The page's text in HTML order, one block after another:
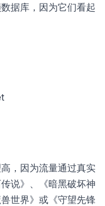
据库，因为它们看起
，因为流量通过真实
说》、《暗黑破坏神
世界》或《守望先锋